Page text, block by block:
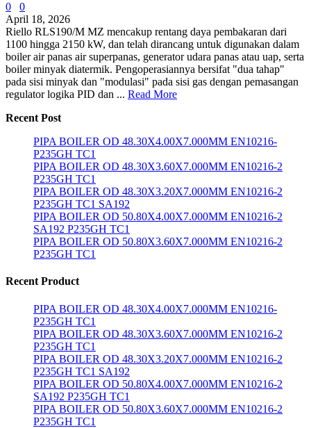
0
0
April 18, 2026
Riello RLS190/M MZ mencakup rentang daya pembakaran dari
1100 hingga 2150 kW, dan telah dirancang untuk digunakan dalam
boiler air panas air superpanas, generator udara panas atau uap, serta
boiler minyak diatermik. Pengoperasiannya bersifat "dua tahap"
pada sisi minyak dan "modulasi" pada sisi gas dengan pemasangan
regulator logika PID dan ... Read More
Recent Post
PIPA BOILER OD 48.30X4.00X7.000MM EN10216-
P235GH TC1
PIPA BOILER OD 48.30X3.60X7.000MM EN10216-2
P235GH TC1
PIPA BOILER OD 48.30X3.20X7.000MM EN10216-2
P235GH TC1 SA192
PIPA BOILER OD 50.80X4.00X7.000MM EN10216-2
SA192 P235GH TC1
PIPA BOILER OD 50.80X3.60X7.000MM EN10216-2
P235GH TC1
Recent Product
PIPA BOILER OD 48.30X4.00X7.000MM EN10216-
P235GH TC1
PIPA BOILER OD 48.30X3.60X7.000MM EN10216-2
P235GH TC1
PIPA BOILER OD 48.30X3.20X7.000MM EN10216-2
P235GH TC1 SA192
PIPA BOILER OD 50.80X4.00X7.000MM EN10216-2
SA192 P235GH TC1
PIPA BOILER OD 50.80X3.60X7.000MM EN10216-2
P235GH TC1